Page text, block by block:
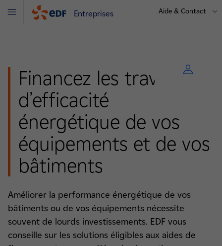
Entreprises Aide & Contact
Menu
Financez les travaux
d’efficacité
énergétique de vos
équipements et de vos
bâtiments
Améliorer la performance énergétique de vos
bâtiments ou de vos équipements nécessite
souvent de lourds investissements. EDF vous
conseille sur les solutions éligibles aux aides de